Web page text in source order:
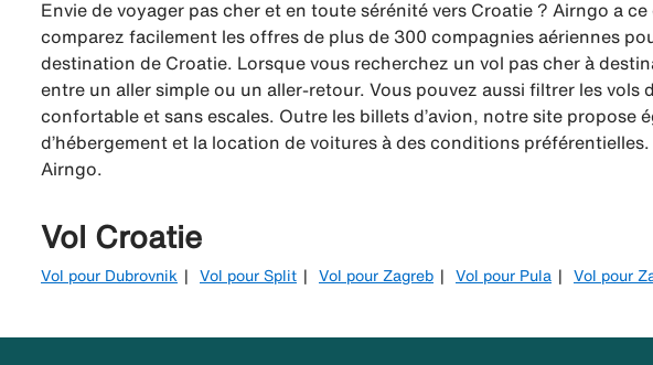
Envie de voyager pas cher et en toute sérénité vers Croatie ? Airngo a
comparez facilement les offres de plus de 300 compagnies aériennes
destination de Croatie. Lorsque vous recherchez un vol pas cher à
entre un aller simple ou un aller-retour. Vous pouvez aussi filtrer les vols
confortable et sans escales. Outre les billets d’avion, notre site propose
d’hébergement et la location de voitures à des conditions
Airngo.
Vol Croatie
Vol pour Dubrovnik Vol pour Split Vol pour Zagreb Vol pour Pula Vol pour